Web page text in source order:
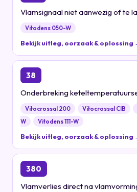
Vlamsignaal niet aanwezig of te
Vitodens 050-W
Bekijk uitleg, oorzaak & oplossing
38
Onderbreking
Vitocrossal 200 Vitocrossal CIB
W
Vitodens 111-W
Bekijk uitleg, oorzaak & oplossing
380
Vlamverlies direct na